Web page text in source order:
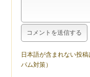
日本語が含まれない投
パム対策）